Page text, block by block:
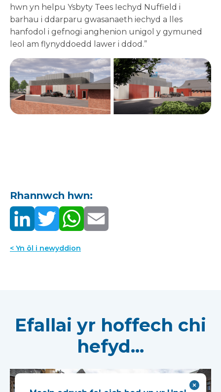
hwn yn helpu Ysbyty Tees Iechyd Nuffield i
barhau i ddarparu gwasanaeth iechyd a lles
hanfodol i gefnogi anghenion unigol y gymuned
leol am flynyddoedd lawer i ddod.”
Rhannwch hwn:
< Yn ôl i newyddion
Efallai yr hoffech chi
hefyd...